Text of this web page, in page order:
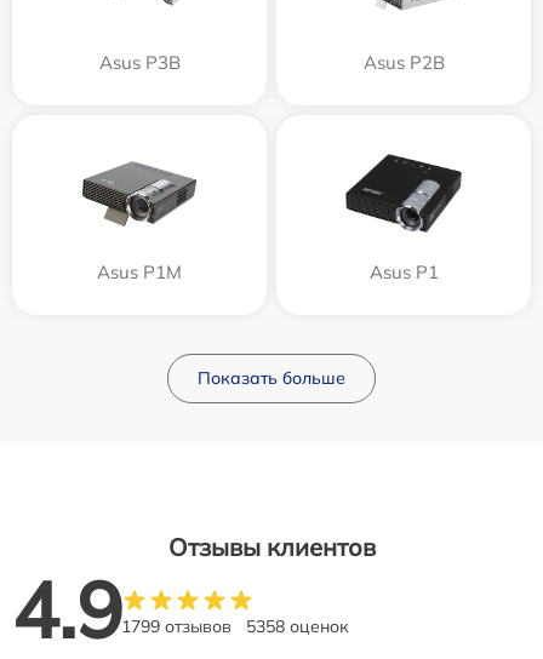
Asus P3B Asus P2B
Asus P1M Asus P1
Показать больше
Отзывы клиентов
4.91799 отзывов 5358 оценок